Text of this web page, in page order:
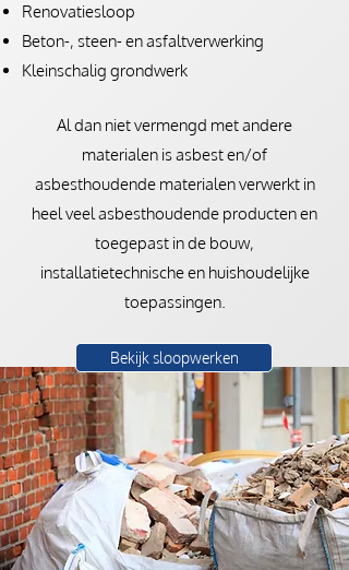
Renovatiesloop
Beton-, steen- en asfaltverwerking
Kleinschalig grondwerk
Al dan niet vermengd met andere
materialen is asbest en/of
asbesthoudende materialen verwerkt in
heel veel asbesthoudende producten en
toegepast in de bouw,
installatietechnische en huishoudelijke
toepassingen.
Bekijk sloopwerken